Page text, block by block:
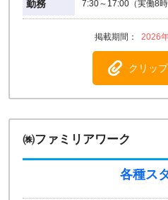
勤務 7:30～17:00（実働8
2026
クリッ
㈱ファミリアワーク
各種ス